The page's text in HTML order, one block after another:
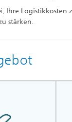
Ihre Logistikkosten
stärken.